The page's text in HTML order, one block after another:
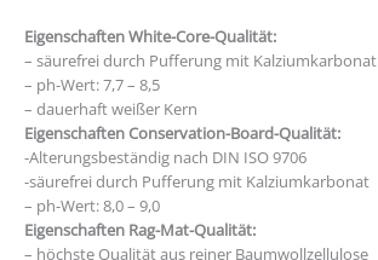
Eigenschaften White-Core-Qualität:
– säurefrei durch Pufferung mit Kalziumkarbonat
– ph-Wert: 7,7 – 8,5
– dauerhaft weißer Kern
Eigenschaften Conservation-Board-Qualität:
-Alterungsbeständig nach DIN ISO 9706
-säurefrei durch Pufferung mit Kalziumkarbonat
– ph-Wert: 8,0 – 9,0
Eigenschaften Rag-Mat-Qualität:
– höchste Qualität aus reiner Baumwollzellulose